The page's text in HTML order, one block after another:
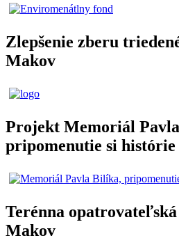
Zlepšenie zberu
Makov
Projekt Memoriál
pripomenutie si histórie
Terénna
Makov